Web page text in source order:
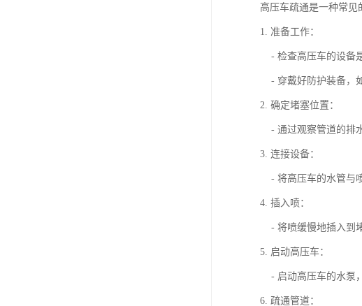
高压车疏通是一种常见
1. 准备工作：
- 检查高压车的设备
- 穿戴好防护装备，
2. 确定堵塞位置：
- 通过观察管道的排
3. 连接设备：
- 将高压车的水管与
4. 插入喷：
- 将喷缓慢地插入到
5. 启动高压车：
- 启动高压车的水泵
6. 疏通管道：